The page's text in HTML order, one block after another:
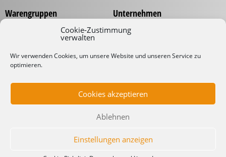
Cookie-Zustimmung
verwalten
Wir verwenden Cookies, um unsere Website und unseren Service zu
optimieren.
Cookies akzeptieren
Ablehnen
Einstellungen anzeigen
Warengruppen
Koffer & Taschen
Kabelbinder
Unternehmen
Über uns
Service
Katalog
Downloads
Impressum